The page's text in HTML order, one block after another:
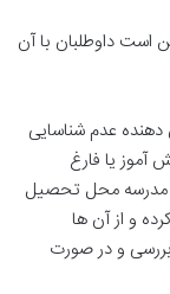
است داوطلبان با آن
عدم شناسایی
آموز یا فارغ
مدرسه محل تحصیل
و از آن ها
و در صورت